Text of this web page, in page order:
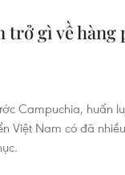
gì về hàng
Campuchia, huấn
Việt Nam có đã